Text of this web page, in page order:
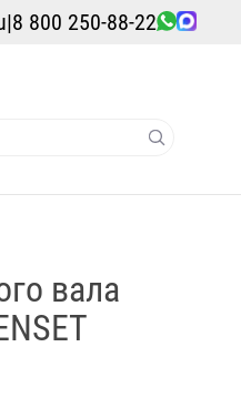
|8 800 250-88-22
вала